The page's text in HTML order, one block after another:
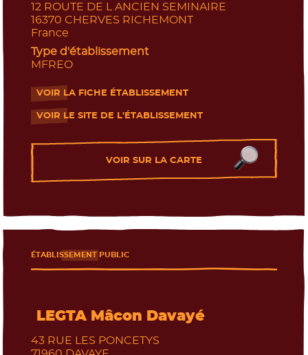
Les journées portes ouvertes
12 ROUTE DE L ANCIEN SEMINAIRE
16370 CHERVES RICHEMONT
France
Type d'établissement
MFREO
VOIR LA FICHE ÉTABLISSEMENT
- Nouvelle fenêtre
VOIR LE SITE DE L'ÉTABLISSEMENT
- Nouvelle fenêtre
VOIR SUR LA CARTE
LEGTA Mâcon Davayé
ÉTABLISSEMENT PUBLIC
43 RUE LES PONCETYS